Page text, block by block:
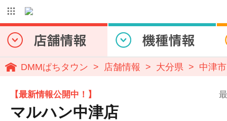
DMMぱちタウン 店舗情報 大分県 中津市
【最新情報公開中！】
マルハン中津店